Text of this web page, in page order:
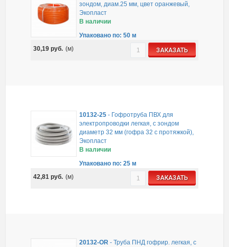
зондом, диам.25 мм, цвет оранжевый,
Экопласт
В наличии
Упаковано по: 50 м
30,19 руб. (м) ЗАКАЗАТЬ
10132-25- Гофротруба ПВХ для
электропроводки легкая, с зондом
диаметр 32 мм (гофра 32 с протяжкой),
Экопласт
В наличии
Упаковано по: 25 м
42,81 руб. (м) ЗАКАЗАТЬ
20132-OR- Труба ПНД гофрир. легкая, с